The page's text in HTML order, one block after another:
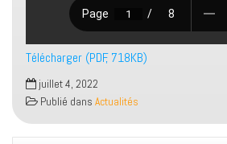
Télécharger (PDF, 718KB)
juillet 4, 2022
Publié dans Actualités